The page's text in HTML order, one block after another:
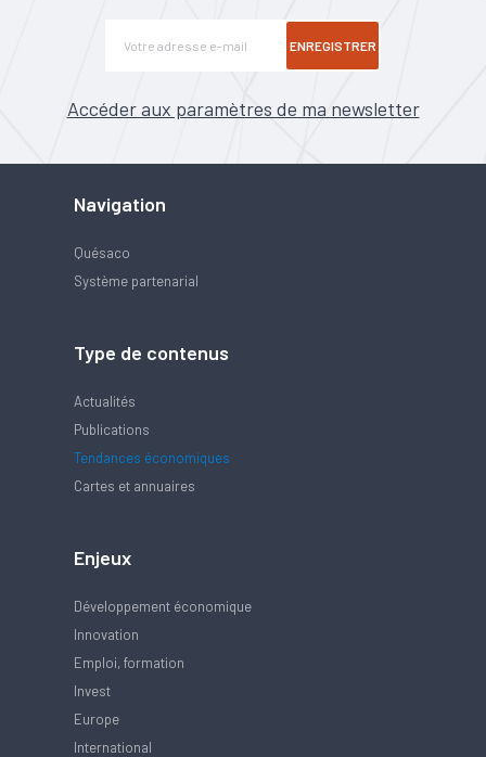
ENREGISTRER
Accéder aux paramètres de ma newsletter
Navigation
Quésaco
Système partenarial
Type de contenus
Actualités
Publications
Tendances économiques
Cartes et annuaires
Enjeux
Développement économique
Innovation
Emploi, formation
Invest
Europe
International